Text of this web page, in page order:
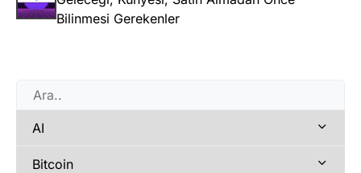
Bilinmesi Gerekenler
AI
Bitcoin